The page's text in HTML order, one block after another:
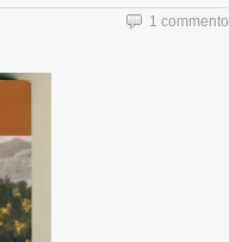
1 commento